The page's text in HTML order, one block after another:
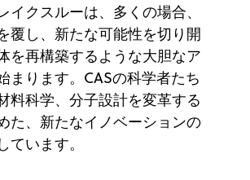
イクスルーは、多くの場合、
覆し、新たな可能性を切り開
を再構築するような大胆なア
まります。CASの科学者たち
料科学、分子設計を変革する
た、新たなイノベーションの
ています。